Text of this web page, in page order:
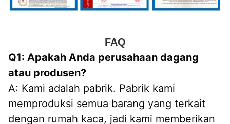
FAQ
Q1: Apakah Anda perusahaan dagang
atau produsen?
A: Kami adalah pabrik. Pabrik kami
memproduksi semua barang yang terkait
dengan rumah kaca, jadi kami memberikan